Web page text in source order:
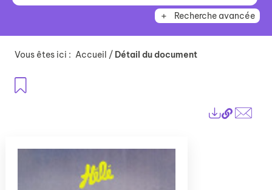
Recherche avancée
Vous êtes ici : Accueil / Détail du document
Lien